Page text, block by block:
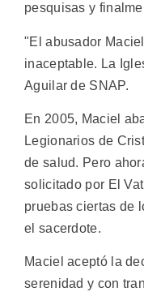
pesquisas y
"El abusador
inaceptable. La
Aguilar de SNAP.
En 2005, Maciel
Legionarios de
de salud. Pero
solicitado por El
pruebas ciertas de
el sacerdote.
Maciel aceptó la
serenidad y con